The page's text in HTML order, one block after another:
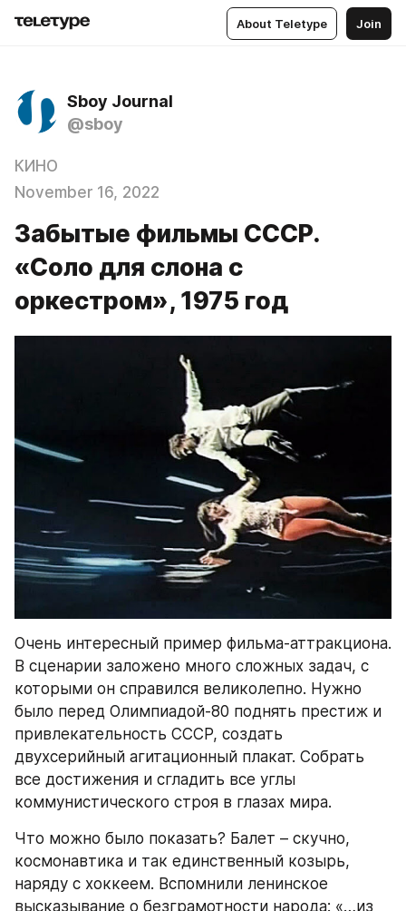
About Teletype Join
Sboy Journal
@sboy
КИНО
November 16, 2022
Забытые фильмы СССР.
«Соло для слона с
оркестром», 1975 год
Очень интересный пример фильма-аттракциона.
В сценарии заложено много сложных задач, с
которыми он справился великолепно. Нужно
было перед Олимпиадой-80 поднять престиж и
привлекательность СССР, создать
двухсерийный агитационный плакат. Собрать
все достижения и сгладить все углы
коммунистического строя в глазах мира.
Что можно было показать? Балет – скучно,
космонавтика и так единственный козырь,
наряду с хоккеем. Вспомнили ленинское
высказывание о безграмотности народа: «…из